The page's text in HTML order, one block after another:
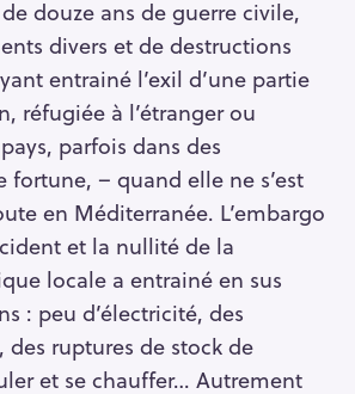
douze ans de guerre civile,
divers et de destructions
entrainé l’exil d’une partie
réfugiée à l’étranger ou
parfois dans des
fortune, – quand elle ne s’est
en Méditerranée. L’embargo
et la nullité de la
locale a entrainé en sus
: peu d’électricité, des
des ruptures de stock de
et se chauffer… Autrement